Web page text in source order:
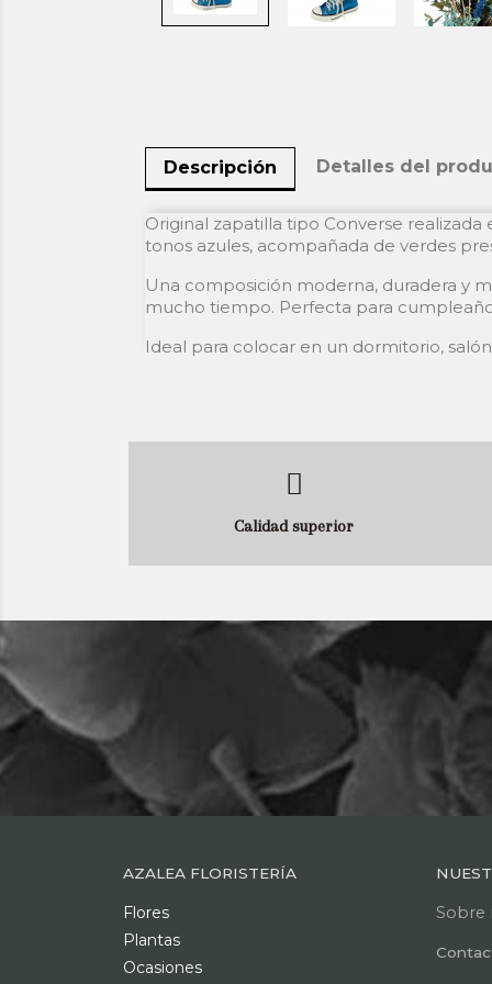
Descripción Detalles del
Original zapatilla tipo Converse
tonos azules, acompañada de verdes
Una composición moderna, duradera y
mucho tiempo. Perfecta para
Ideal para colocar en un dormitorio,
Calidad superior
AZALEA FLORISTERÍA
Flores
Plantas
Ocasiones
Sobre